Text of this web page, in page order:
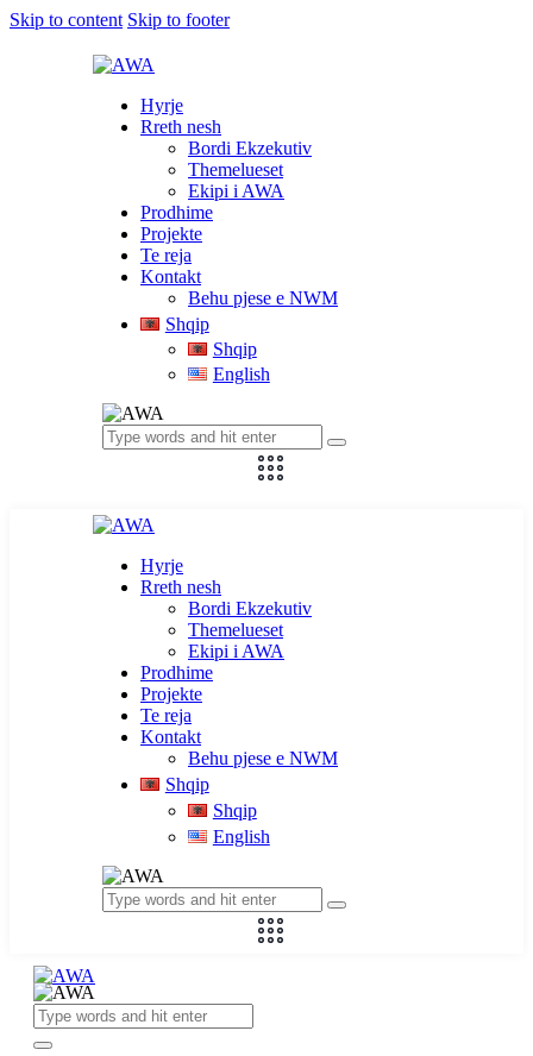
Skip to content Skip to footer
Hyrje
Rreth nesh
Bordi Ekzekutiv
Themelueset
Ekipi i AWA
Prodhime
Projekte
Te reja
Kontakt
Behu pjese e NWM
Shqip
Shqip
English
Hyrje
Rreth nesh
Bordi Ekzekutiv
Themelueset
Ekipi i AWA
Prodhime
Projekte
Te reja
Kontakt
Behu pjese e NWM
Shqip
Shqip
English